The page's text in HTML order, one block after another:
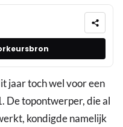
jaar toch wel voor een
De topontwerper, die al
kondigde namelijk